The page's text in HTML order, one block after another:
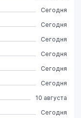
Сегодня
Сегодня
Сегодня
Сегодня
Сегодня
Сегодня
10 августа
Сегодня